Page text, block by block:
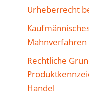
Urheberrecht
Mahnverfahren
Rechtliche
Handel